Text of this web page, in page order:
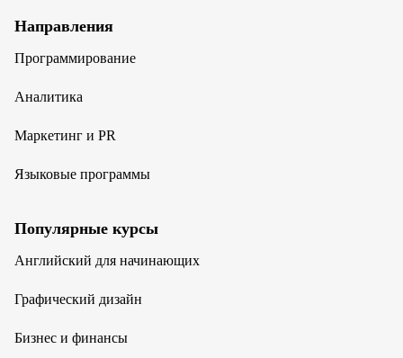
Направления
Программирование
Аналитика
Маркетинг и PR
Языковые программы
Популярные курсы
Английский для начинающих
Графический дизайн
Бизнес и финансы